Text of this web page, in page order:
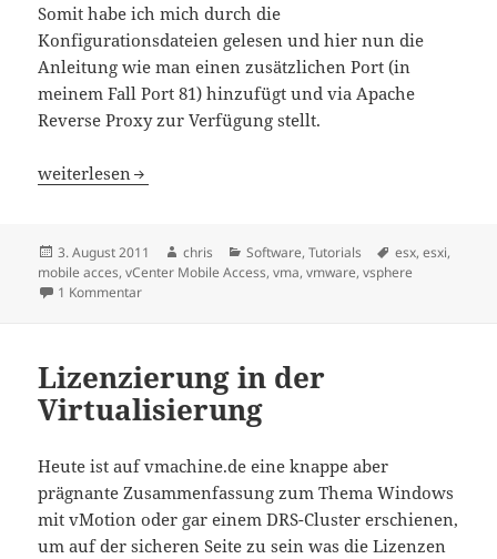
Somit habe ich mich durch die
Konfigurationsdateien gelesen und hier nun die
Anleitung wie man einen zusätzlichen Port (in
meinem Fall Port 81) hinzufügt und via Apache
Reverse Proxy zur Verfügung stellt.
vCenter Mobile Access
weiterlesen
Veröffentlicht
am
3. August 2011 Autor
chris Kategorien
Software,Tutorials Schlagwörter
esx,esxi,
mobile acces,vCenter Mobile Access,vma,vmware,vsphere
1 Kommentarzu vCenter Mobile Access
Lizenzierung in der
Virtualisierung
Heute ist auf vmachine.de eine knappe aber
prägnante Zusammenfassung zum Thema Windows
mit vMotion oder gar einem DRS-Cluster erschienen,
um auf der sicheren Seite zu sein was die Lizenzen